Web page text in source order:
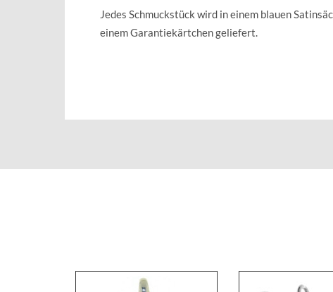
Jedes Schmuckstück wird in einem blauen
einem Garantiekärtchen geliefert.